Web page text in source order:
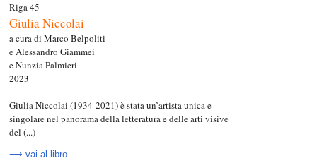
Riga 45
Giulia Niccolai
a cura di Marco Belpoliti
e Alessandro Giammei
e Nunzia Palmieri
2023
Giulia Niccolai (1934-2021) è stata un’artista unica e
singolare nel panorama della letteratura e delle arti visive
del (...)
⟶ vai al libro